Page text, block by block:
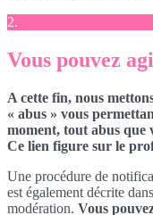
2.
Vous pouvez
A cette fin, nous
« abus » vous
moment, tout abus que
Ce lien figure sur le
Une procédure de
est également décrite
modération. Vous